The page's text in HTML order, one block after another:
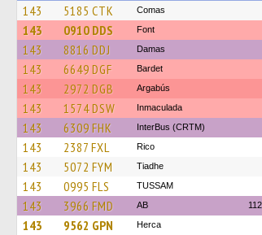
143 5185 CTK Comas
143 0910 DDS Font
143 8816 DDJ Damas
143 6649 DGF Bardet
143 2972 DGB Argabús
143 1574 DSW Inmaculada
143 6309 FHK InterBus (CRTM)
143 2387 FXL Rico
143 5072 FYM Tiadhe
143 0995 FLS TUSSAM
143 3966 FMD AB
143 9562 GPN Herca